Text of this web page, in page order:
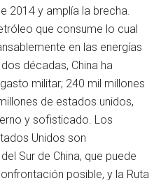
2014 y amplía la brecha.
que consume lo cual
en las energías
décadas, China ha
militar; 240 mil millones
de estados unidos,
y sofisticado. Los
Unidos son
Sur de China, que puede
posible, y la Ruta